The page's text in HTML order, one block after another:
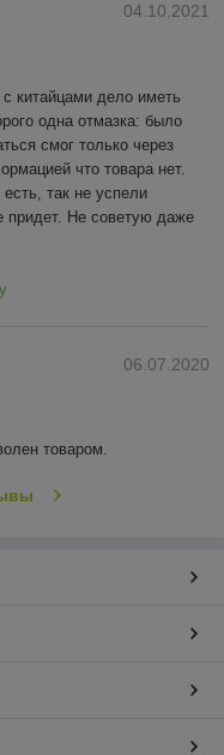
04.10.2021
китайцами дело иметь
одна отмазка: было
смог только через
что товара нет.
так не успели
придет. Не советую даже
06.07.2020
товаром.